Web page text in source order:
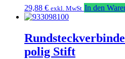
29,88 € exkl. MwSt In den
polig Stift